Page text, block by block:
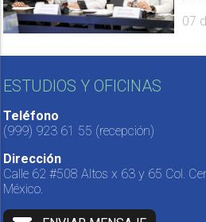
07
ESTUDIOS Y OFICINAS
Teléfono
(999) 923 61 55 (recepción)
Dirección
Calle 62 #508 Altos x 63 y 65 Col.
México.